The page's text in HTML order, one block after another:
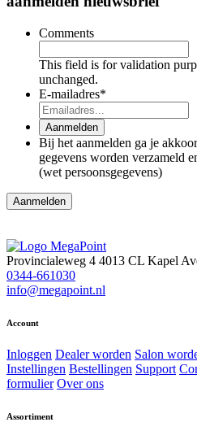
Comments
This field is for validation
unchanged.
E-mailadres*
Aanmelden
Bij het aanmelden ga je
gegevens worden verzameld
(wet persoonsgegevens)
Provincialeweg 4 4013 CL Kapel
0344-661030
info@megapoint.nl
Account
Inloggen Dealer worden Salon
Instellingen Bestellingen Support
formulier Over ons
Assortiment